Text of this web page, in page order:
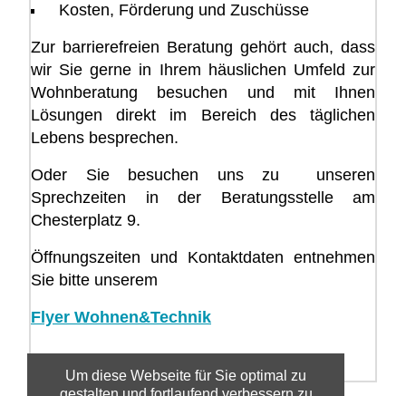
Kosten, Förderung und Zuschüsse
Zur barrierefreien Beratung gehört auch, dass
wir Sie gerne in Ihrem häuslichen Umfeld zur
Wohnberatung besuchen und mit Ihnen
Lösungen direkt im Bereich des täglichen
Lebens besprechen.
Oder Sie besuchen uns zu unseren
Sprechzeiten in der Beratungsstelle am
Chesterplatz 9.
Öffnungszeiten und Kontaktdaten entnehmen
Sie bitte unserem
Flyer Wohnen&Technik
Um diese Webseite für Sie optimal zu